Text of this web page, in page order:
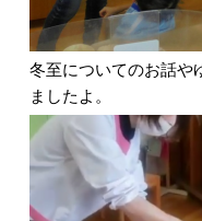
冬至についてのお話や
ましたよ。